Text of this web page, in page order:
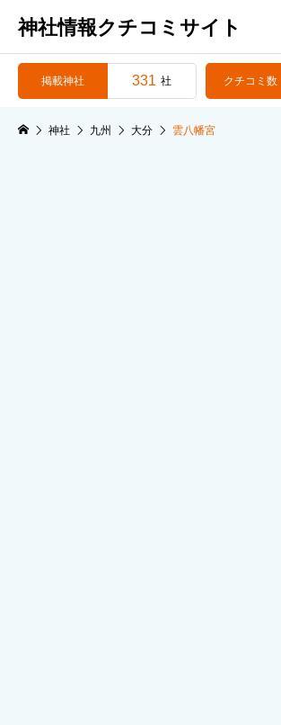
神社情報クチコミサイト
掲載神社 331 社 クチコミ数
神社 九州 大分 雲八幡宮